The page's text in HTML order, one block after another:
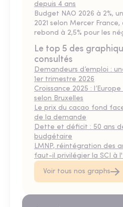
depuis 4 ans
Budget NAO 2026 à 2%,
2021 selon Mercer
rebond à 2,5% pour les
Le top 5 des
consultés
Demandeurs d’emploi :
1er trimestre 2026
Croissance 2025 :
selon Bruxelles
Le prix du cacao fond
de la demande
Dette et déficit : 50 ans
budgétaire
LMNP, réintégration des
faut-il privilégier la SCI à
Voir tous nos graphs